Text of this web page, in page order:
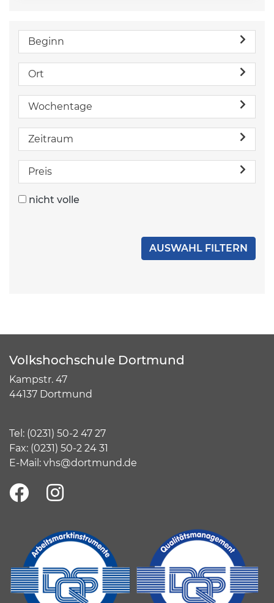
Beginn
Ort
Wochentage
Zeitraum
Preis
nicht volle
Volkshochschule Dortmund
Kampstr. 47
44137 Dortmund
Tel: (0231) 50-2 47 27
Fax: (0231) 50-2 24 31
E-Mail: vhs@dortmund.de